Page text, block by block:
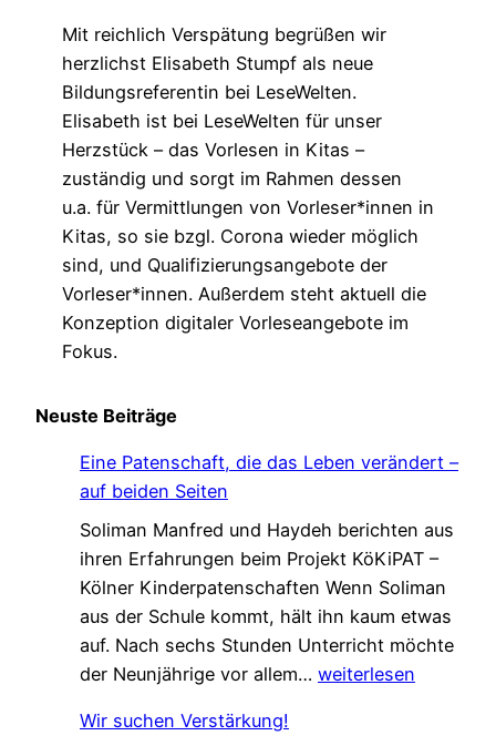
Mit reichlich Verspätung begrüßen wir
herzlichst Elisabeth Stumpf als neue
Bildungsreferentin bei LeseWelten.
Elisabeth ist bei LeseWelten für unser
Herzstück – das Vorlesen in Kitas –
zuständig und sorgt im Rahmen dessen
u.a. für Vermittlungen von Vorleser*innen in
Kitas, so sie bzgl. Corona wieder möglich
sind, und Qualifizierungsangebote der
Vorleser*innen. Außerdem steht aktuell die
Konzeption digitaler Vorleseangebote im
Fokus.
Neuste Beiträge
Eine Patenschaft, die das Leben verändert –
auf beiden Seiten
Soliman Manfred und Haydeh berichten aus
ihren Erfahrungen beim Projekt KöKiPAT –
Kölner Kinderpatenschaften Wenn Soliman
aus der Schule kommt, hält ihn kaum etwas
auf. Nach sechs Stunden Unterricht möchte
der Neunjährige vor allem… E
weiterlesen
Wir suchen Verstärkung!